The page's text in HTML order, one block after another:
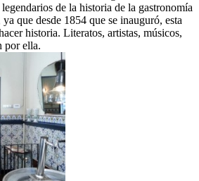
de la historia de la gastronomía
que desde 1854 que se inauguró, esta
historia. Literatos, artistas, músicos,
por ella.